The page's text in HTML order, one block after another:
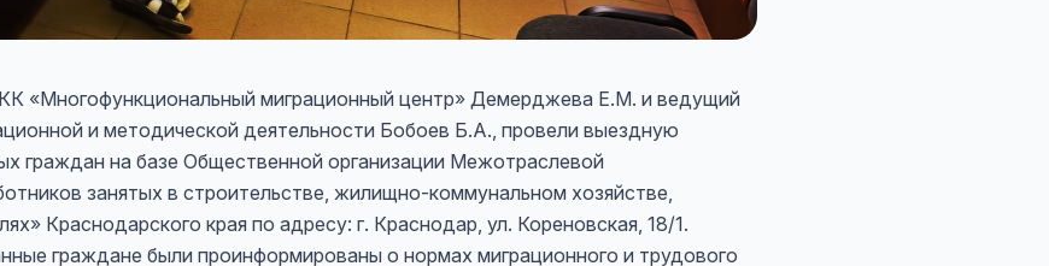
«Многофункциональный миграционный центр» Демерджева Е.М. и ведущий
и методической деятельности Бобоев Б.А., провели выездную
граждан на базе Общественной организации Межотраслевой
занятых в строительстве, жилищно-коммунальном хозяйстве,
Краснодарского края по адресу: г. Краснодар, ул. Кореновская, 18/1.
граждане были проинформированы о нормах миграционного и трудового